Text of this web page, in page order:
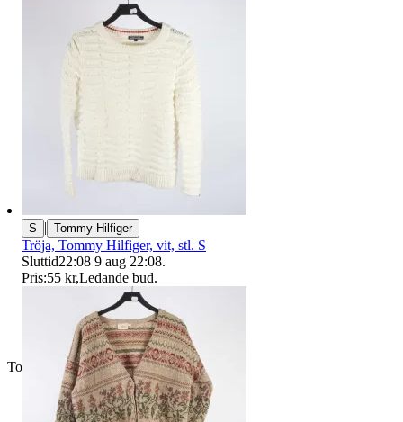
Toppsäljare
S | Tommy Hilfiger
Tröja, Tommy Hilfiger, vit, stl. S
Sluttid22:08 9 aug 22:08.
Pris:55 kr,Ledande bud.